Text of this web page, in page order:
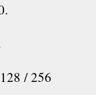
/ 256